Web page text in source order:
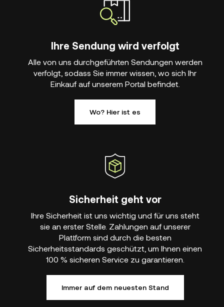
Ihre Sendung wird verfolgt
Alle von uns durchgeführten Sendungen werden
verfolgt, sodass Sie immer wissen, wo sich Ihr
Einkauf auf unserem Portal befindet.
Wo? Hier ist es
Sicherheit geht vor
Ihre Sicherheit ist uns wichtig und für uns steht
sie an erster Stelle. Zahlungen auf unserer
Plattform sind durch die besten
Sicherheitsstandards geschützt, um Ihnen einen
100 % sicheren Service zu garantieren.
Immer auf dem neuesten Stand